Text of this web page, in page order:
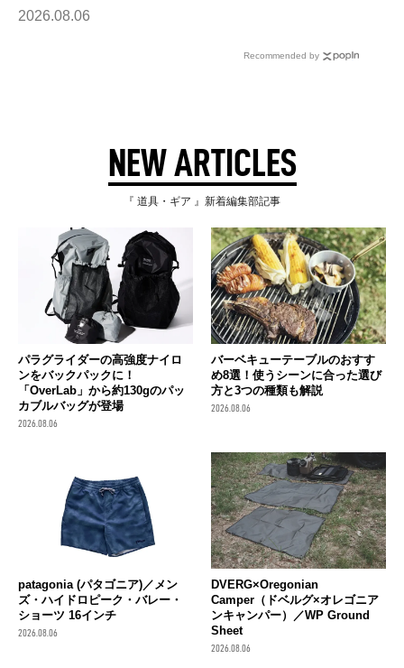
2026.08.06
Recommended by
NEW ARTICLES
『 道具・ギア 』新着編集部記事
パラグライダーの高強度ナイロ
ンをバックパックに！
「OverLab」から約130gのパッ
カブルバッグが登場
2026.08.06
バーベキューテーブルのおすす
め8選！使うシーンに合った選び
方と3つの種類も解説
2026.08.06
patagonia (パタゴニア)／メン
ズ・ハイドロピーク・バレー・
ショーツ 16インチ
2026.08.06
DVERG×Oregonian
Camper（ドベルグ×オレゴニア
ンキャンパー）／WP Ground
Sheet
2026.08.06